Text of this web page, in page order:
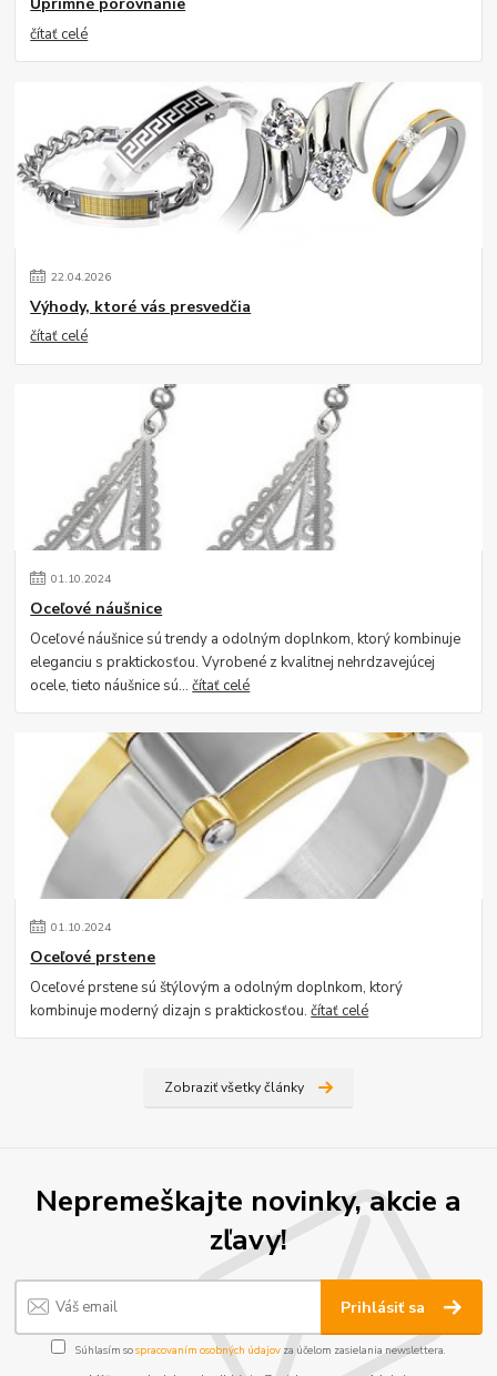
Úprimné porovnanie
čítať celé
22.04.2026
Výhody, ktoré vás presvedčia
čítať celé
01.10.2024
Oceľové náušnice
Oceľové náušnice sú trendy a odolným doplnkom, ktorý kombinuje
eleganciu s praktickosťou. Vyrobené z kvalitnej nehrdzavejúcej
ocele, tieto náušnice sú...čítať celé
01.10.2024
Oceľové prstene
Oceľové prstene sú štýlovým a odolným doplnkom, ktorý
kombinuje moderný dizajn s praktickosťou.čítať celé
Zobraziť všetky články
Nepremeškajte novinky, akcie a
zľavy!
Prihlásiť sa
Súhlasím sospracovaním osobných údajov za účelom zasielania newslettera.